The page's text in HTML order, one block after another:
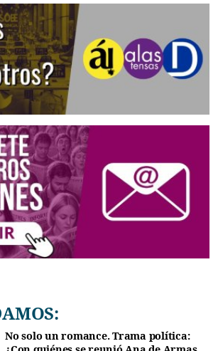
No solo un romance. Trama política: